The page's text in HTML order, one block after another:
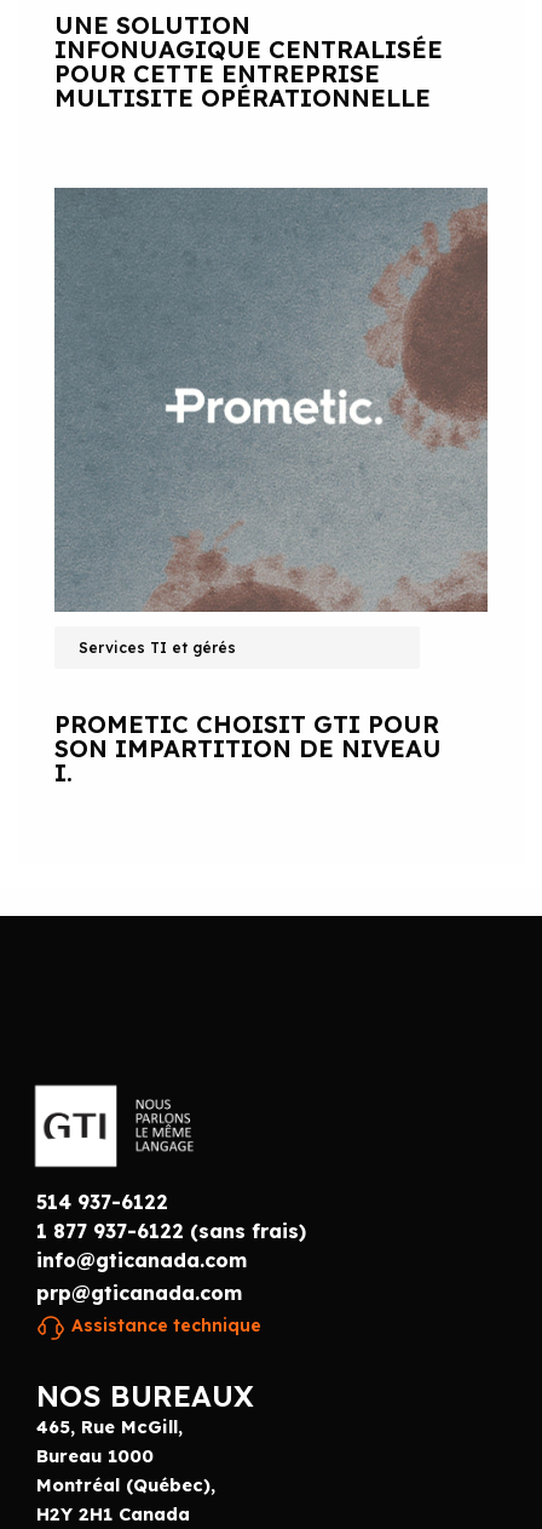
UNE SOLUTION
INFONUAGIQUE CENTRALISÉE
POUR CETTE ENTREPRISE
MULTISITE OPÉRATIONNELLE
Services TI et gérés
PROMETIC CHOISIT GTI POUR
SON IMPARTITION DE NIVEAU
I.
514 937-6122
1 877 937-6122 (sans frais)
info@gticanada.com
prp@gticanada.com
Assistance technique
NOS BUREAUX
465, Rue McGill,
Bureau 1000
Montréal (Québec),
H2Y 2H1 Canada